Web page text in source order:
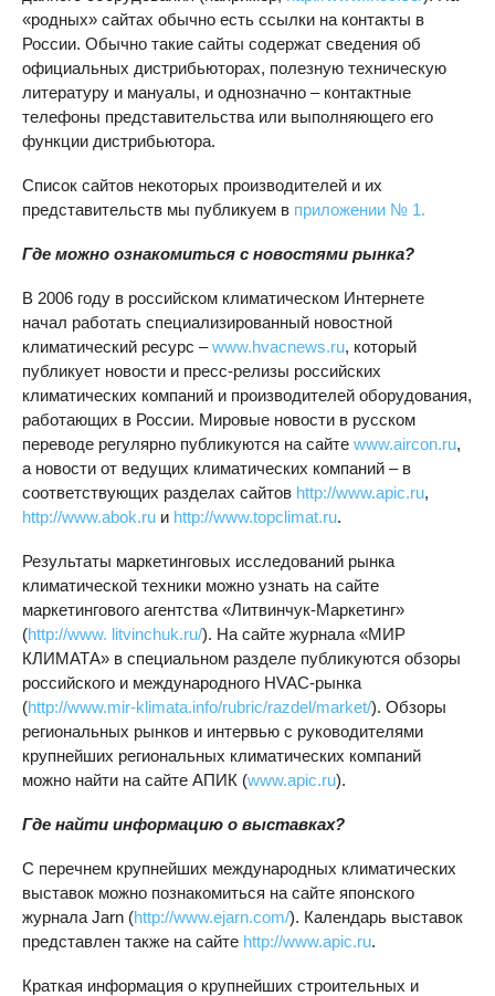
«родных» сайтах обычно есть ссылки на контакты в
России. Обычно такие сайты содержат сведения об
официальных дистрибьюторах, полезную техническую
литературу и мануалы, и однозначно – контактные
телефоны представительства или выполняющего его
функции дистрибьютора.
Список сайтов некоторых производителей и их
представительств мы публикуем в приложении № 1.
Где можно ознакомиться с новостями рынка?
В 2006 году в российском климатическом Интернете
начал работать специализированный новостной
климатический ресурс –www.hvacnews.ru, который
публикует новости и пресс-релизы российских
климатических компаний и производителей оборудования,
работающих в России. Мировые новости в русском
переводе регулярно публикуются на сайте www.aircon.ru,
а новости от ведущих климатических компаний – в
соответствующих разделах сайтов http://www.apic.ru,
http://www.abok.ru и http://www.topclimat.ru.
Результаты маркетинговых исследований рынка
климатической техники можно узнать на сайте
маркетингового агентства «Литвинчук-Маркетинг»
(http://www. litvinchuk.ru/). На сайте журнала «МИР
КЛИМАТА» в специальном разделе публикуются обзоры
российского и международного HVAC-рынка
(http://www.mir-klimata.info/rubric/razdel/market/). Обзоры
региональных рынков и интервью с руководителями
крупнейших региональных климатических компаний
можно найти на сайте АПИК (www.apic.ru).
Где найти информацию о выставках?
С перечнем крупнейших международных климатических
выставок можно познакомиться на сайте японского
журнала Jarn (http://www.ejarn.com/). Календарь выставок
представлен также на сайте http://www.apic.ru.
Краткая информация о крупнейших строительных и